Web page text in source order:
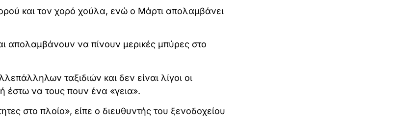
και τον χορό χούλα, ενώ ο Μάρτι απολαμβάνει
απολαμβάνουν να πίνουν μερικές μπύρες στο
ταξιδιών και δεν είναι λίγοι οι
έστω να τους πουν ένα «γεια».
στο πλοίο», είπε ο διευθυντής του ξενοδοχείου